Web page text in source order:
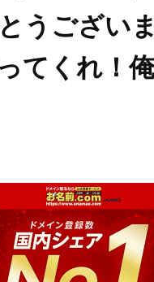
うござい
ってくれ！